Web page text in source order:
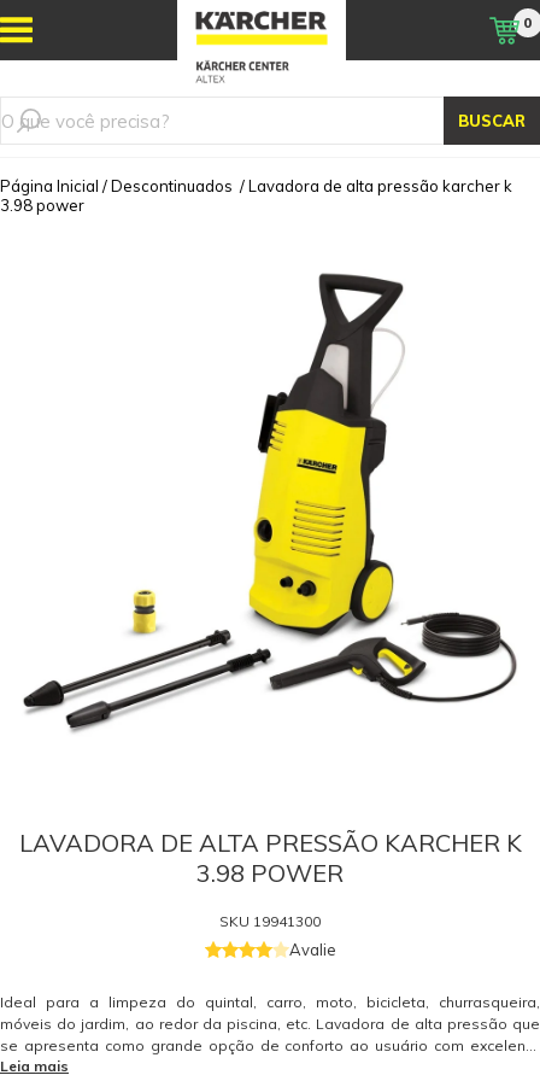
BUSCAR
0
Página Inicial /Descontinuados /Lavadora de alta pressão karcher k
3.98 power
LAVADORA DE ALTA PRESSÃO KARCHER K
3.98 POWER
SKU 19941300
Avalie
Ideal para a limpeza do quintal, carro, moto, bicicleta, churrasqueira,
móveis do jardim, ao redor da piscina, etc. Lavadora de alta pressão que
se apresenta como grande opção de conforto ao usuário com excelente
relação custo/benefício. Possui reservatório de detergente integrado
Leia mais